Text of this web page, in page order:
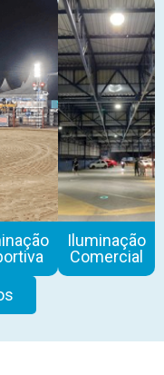
Iluminação
Comercial